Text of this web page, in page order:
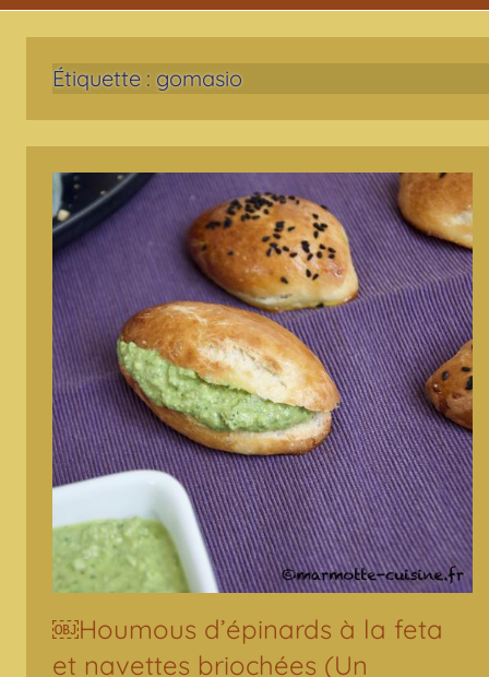
Étiquette : gomasio
￼Houmous d’épinards à la feta
et navettes briochées (Un